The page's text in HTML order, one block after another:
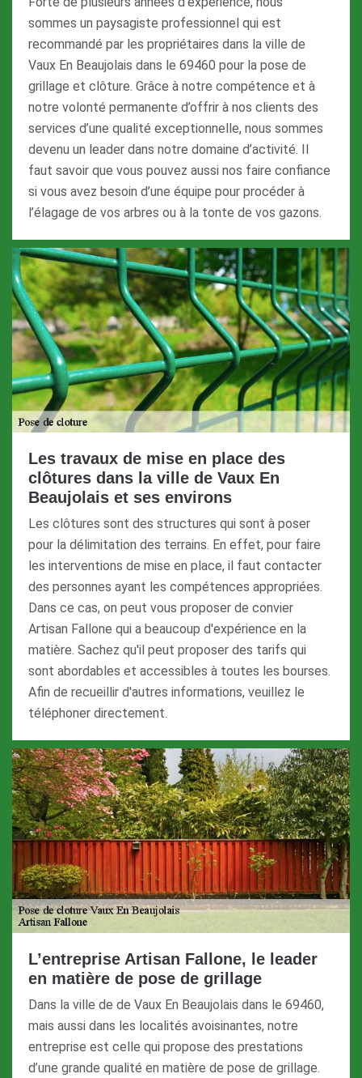
sommes un paysagiste professionnel qui est
recommandé par les propriétaires dans la ville de
Vaux En Beaujolais dans le 69460 pour la pose de
grillage et clôture. Grâce à notre compétence et à
notre volonté permanente d’offrir à nos clients des
services d’une qualité exceptionnelle, nous sommes
devenu un leader dans notre domaine d’activité. Il
faut savoir que vous pouvez aussi nos faire confiance
si vous avez besoin d’une équipe pour procéder à
l’élagage de vos arbres ou à la tonte de vos gazons.
Les travaux de mise en place des
clôtures dans la ville de Vaux En
Beaujolais et ses environs
Les clôtures sont des structures qui sont à poser
pour la délimitation des terrains. En effet, pour faire
les interventions de mise en place, il faut contacter
des personnes ayant les compétences appropriées.
Dans ce cas, on peut vous proposer de convier
Artisan Fallone qui a beaucoup d'expérience en la
matière. Sachez qu'il peut proposer des tarifs qui
sont abordables et accessibles à toutes les bourses.
Afin de recueillir d'autres informations, veuillez le
téléphoner directement.
L’entreprise Artisan Fallone, le leader
en matière de pose de grillage
Dans la ville de de Vaux En Beaujolais dans le 69460,
mais aussi dans les localités avoisinantes, notre
entreprise est celle qui propose des prestations
d’une grande qualité en matière de pose de grillage.